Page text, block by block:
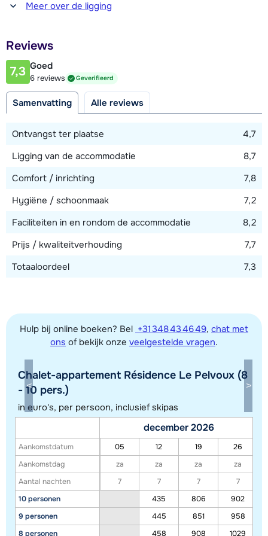
Afstand tot winkel(s)
100 - 200 meter
100 - 200 meter
Afstand tot piste
50 - 100 meter
Bekijk kaart
Toon alle accommodaties in dit gebied
Deze kaart geeft een indicatie van de ligging van onze accommodaties. De
exacte locatie kan enigszins afwijken.
Meer over de ligging
Reviews
7,3 Goed
6 reviews Geverifieerd
Samenvatting Alle reviews
Ontvangst ter plaatse
4,7
Ligging van de accommodatie
8,7
Comfort / inrichting
7,8
Hygiëne / schoonmaak
7,2
Faciliteiten in en rondom de accommodatie
8,2
Prijs / kwaliteitverhouding
7,7
Totaaloordeel
7,3
Hulp bij online boeken? Bel +31 348 43 46 49, chat met
ons of bekijk onze veelgestelde vragen.
Chalet-appartement Résidence Le Pelvoux (8
- 10 pers.)
in euro's, per persoon, inclusief skipas
Aankomstdatum
Aankomstdag
Aantal nachten
10 personen
9 personen
8 personen
december 2026
05 12 19
26
za
za za
za
7
7 7
7
435
806
902
445
851
958
458
908 1029